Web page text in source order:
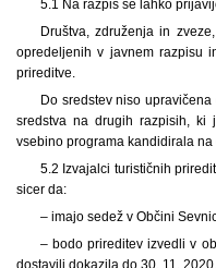
5.1 Na razpis se lahko
Društva, združenja in
opredeljenih v javnem razpisu
prireditve.
Do sredstev niso
sredstva na drugih razpisih, ki
vsebino programa kandidirala
5.2 Izvajalci turističnih
sicer da:
– imajo sedež v Občini
– bodo prireditev izvedli v
dostavili dokazila do 30. 11. 2020,